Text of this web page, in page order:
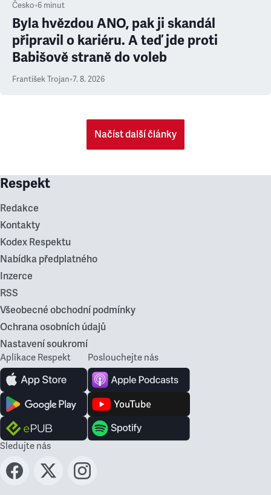
Česko•6 minut
Byla hvězdou ANO, pak ji skandál
připravil o kariéru. A teď jde proti
Babišově straně do voleb
František Trojan•7. 8. 2026
Načíst další články
Respekt
Redakce
Kontakty
Kodex Respektu
Nabídka předplatného
Inzerce
RSS
Všeobecné obchodní podmínky
Ochrana osobních údajů
Nastavení soukromí
Aplikace Respekt Poslouchejte nás
Sledujte nás